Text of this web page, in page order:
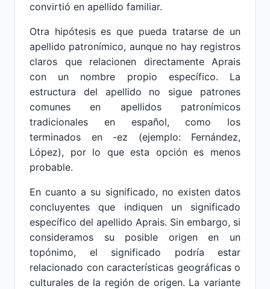
convirtió en apellido familiar.
Otra hipótesis es que pueda tratarse de un
apellido patronímico, aunque no hay registros
claros que relacionen directamente Aprais
con un nombre propio específico. La
estructura del apellido no sigue patrones
comunes en apellidos patronímicos
tradicionales en español, como los
terminados en -ez (ejemplo: Fernández,
López), por lo que esta opción es menos
probable.
En cuanto a su significado, no existen datos
concluyentes que indiquen un significado
específico del apellido Aprais. Sin embargo, si
consideramos su posible origen en un
topónimo, el significado podría estar
relacionado con características geográficas o
culturales de la región de origen. La variante